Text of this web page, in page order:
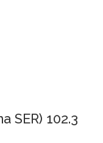
SER) 102.3